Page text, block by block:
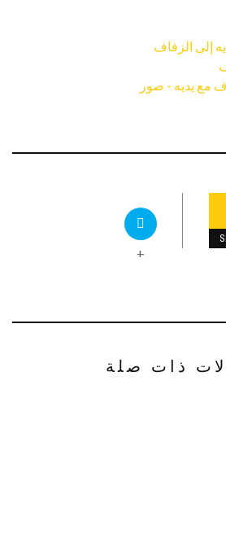
إلى الزفاف
مع يديه - صور
+
ذات صلة